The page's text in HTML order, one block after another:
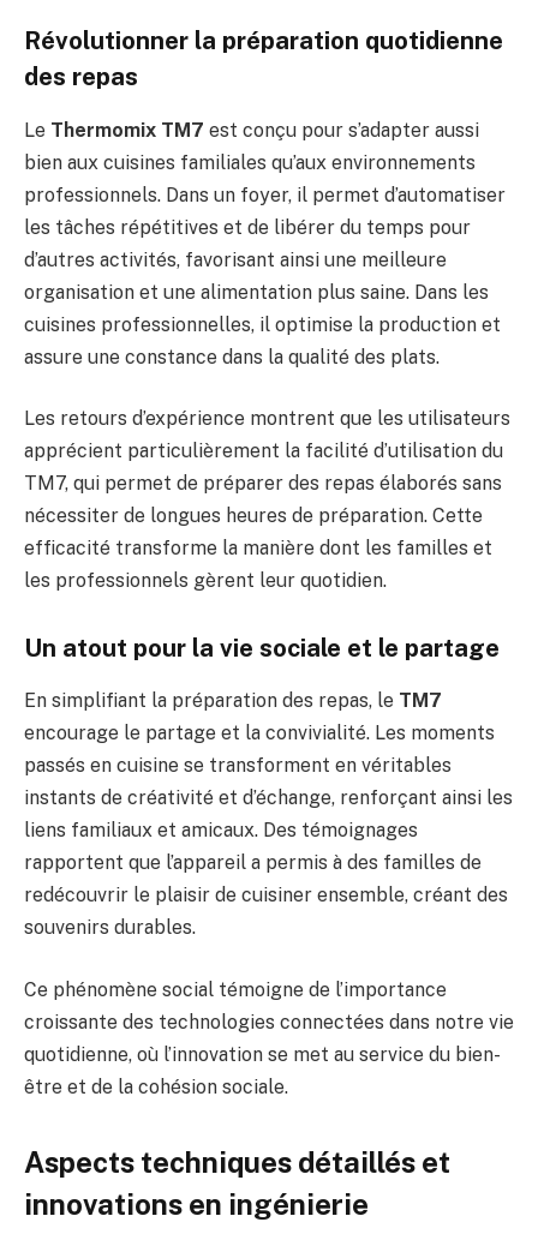
Révolutionner la préparation quotidienne
des repas
Le Thermomix TM7 est conçu pour s’adapter aussi
bien aux cuisines familiales qu’aux environnements
professionnels. Dans un foyer, il permet d’automatiser
les tâches répétitives et de libérer du temps pour
d’autres activités, favorisant ainsi une meilleure
organisation et une alimentation plus saine. Dans les
cuisines professionnelles, il optimise la production et
assure une constance dans la qualité des plats.
Les retours d’expérience montrent que les utilisateurs
apprécient particulièrement la facilité d’utilisation du
TM7, qui permet de préparer des repas élaborés sans
nécessiter de longues heures de préparation. Cette
efficacité transforme la manière dont les familles et
les professionnels gèrent leur quotidien.
Un atout pour la vie sociale et le partage
En simplifiant la préparation des repas, le TM7
encourage le partage et la convivialité. Les moments
passés en cuisine se transforment en véritables
instants de créativité et d’échange, renforçant ainsi les
liens familiaux et amicaux. Des témoignages
rapportent que l’appareil a permis à des familles de
redécouvrir le plaisir de cuisiner ensemble, créant des
souvenirs durables.
Ce phénomène social témoigne de l’importance
croissante des technologies connectées dans notre vie
quotidienne, où l’innovation se met au service du bien-
être et de la cohésion sociale.
Aspects techniques détaillés et
innovations en ingénierie